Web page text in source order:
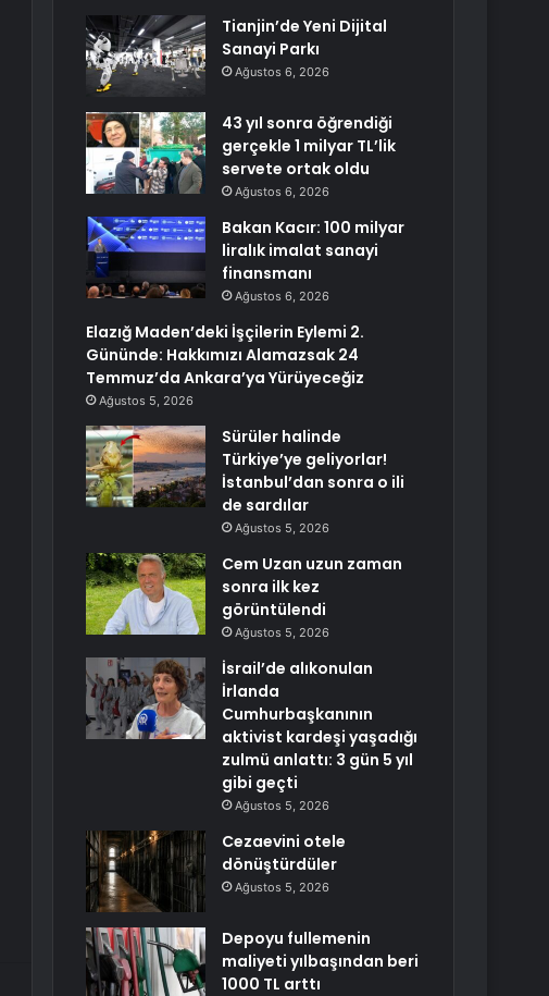
Tianjin’de Yeni Dijital
Sanayi Parkı
Ağustos 6, 2026
43 yıl sonra öğrendiği
gerçekle 1 milyar TL’lik
servete ortak oldu
Ağustos 6, 2026
Bakan Kacır: 100 milyar
liralık imalat sanayi
finansmanı
Ağustos 6, 2026
Elazığ Maden’deki İşçilerin Eylemi 2.
Gününde: Hakkımızı Alamazsak 24
Temmuz’da Ankara’ya Yürüyeceğiz
Ağustos 5, 2026
Sürüler halinde
Türkiye’ye geliyorlar!
İstanbul’dan sonra o ili
de sardılar
Ağustos 5, 2026
Cem Uzan uzun zaman
sonra ilk kez
görüntülendi
Ağustos 5, 2026
İsrail’de alıkonulan
İrlanda
Cumhurbaşkanının
aktivist kardeşi yaşadığı
zulmü anlattı: 3 gün 5 yıl
gibi geçti
Ağustos 5, 2026
Cezaevini otele
dönüştürdüler
Ağustos 5, 2026
Depoyu fullemenin
maliyeti yılbaşından beri
1000 TL arttı